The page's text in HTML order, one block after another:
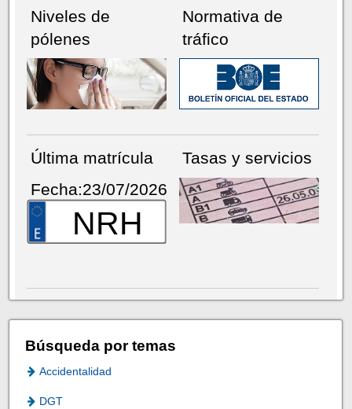
Niveles de
pólenes
Normativa de
tráfico
Última matrícula
Fecha:23/07/2026
NRH
Tasas y servicios
Búsqueda por temas
Accidentalidad
DGT